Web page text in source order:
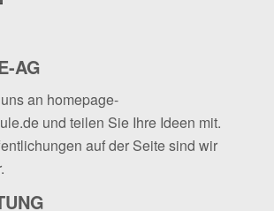
AG
an homepage-
und teilen Sie Ihre Ideen mit.
auf der Seite sind wir